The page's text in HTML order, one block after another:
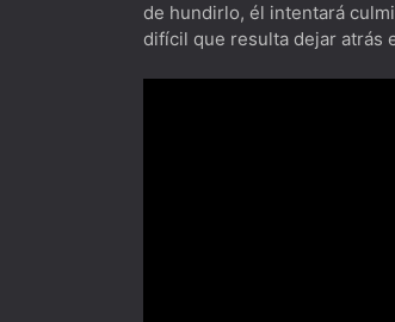
de hundirlo, él intentará
difícil que resulta dejar atrás